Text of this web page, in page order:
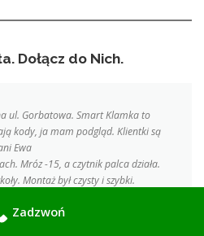
Dołącz do Nich.
ul. Gorbatowa. Smart Klamka to
kody, ja mam podgląd. Klientki są
Ewa
Mróz -15, a czytnik palca działa.
Montaż był czysty i szybki.
Kody dla najemców zmieniam z
Zadzwoń